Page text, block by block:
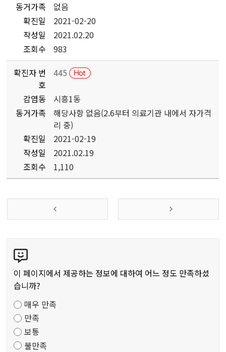
동거가족
없음
확진일
2021-02-20
작성일
2021.02.20
조회수
983
확진자 번
호
445
감염동
시흥1동
동거가족
해당사항 없음(2.6부터 의료기관 내에서 자가격
리 중)
확진일
2021-02-19
작성일
2021.02.19
조회수
1,110
텐
츠
만
도
조
사
이 페이지에서 제공하는 정보에 대하여 어느 정도 만족하셨
습니까?
매우 만족
만족
보통
불만족